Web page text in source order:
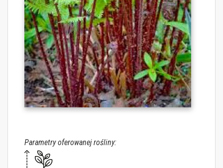
Parametry oferowanej rośliny: